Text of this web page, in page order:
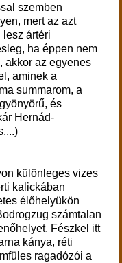
szemben
mert az azt
lesz ártéri
ha éppen nem
akkor az egyenes
aminek a
summarom, a
és
Hernád-
különleges vizes
kalickában
élőhelyükön
számtalan
Fészkel itt
kánya, réti
ragadózói a